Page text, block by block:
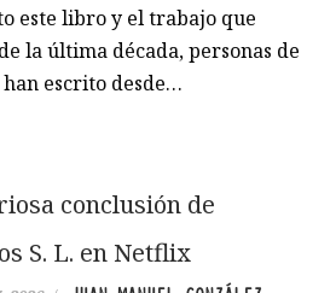
este libro y el trabajo que
la última década, personas de
escrito desde…
conclusión de
S. L. en Netflix